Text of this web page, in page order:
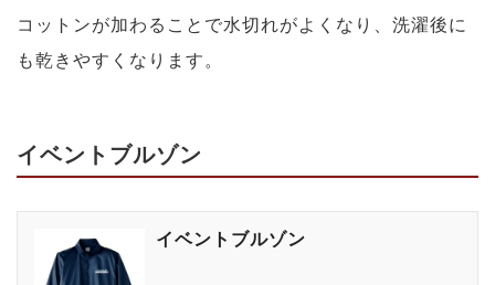
コットンが加わることで水切れがよくなり、洗濯後に
も乾きやすくなります。
イベントブルゾン
イベントブルゾン